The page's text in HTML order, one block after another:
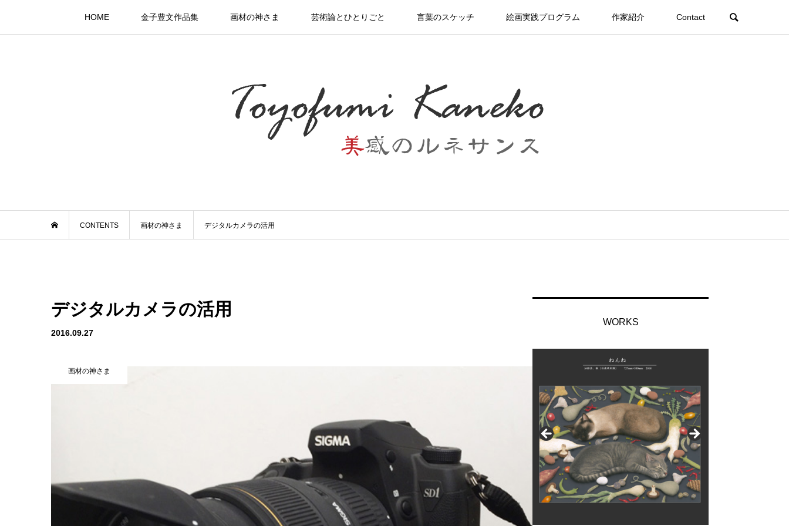
HOME 金子豊文作品集 画材の神さま 芸術論とひとりごと 言葉のスケッチ 絵画実践プログラム 作家紹介 Contact
CONTENTS 画材の神さま デジタルカメラの活用
デジタルカメラの活用
2016.09.27
画材の神さま
WORKS